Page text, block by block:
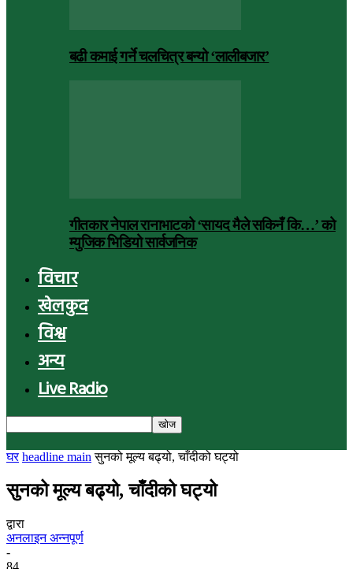
बढी कमाई गर्ने चलचित्र बन्यो ‘लालीबजार’
गीतकार नेपाल रानाभाटको ‘सायद मैले सकिनँ कि…’ को
म्युजिक भिडियो सार्वजनिक
विचार
खेलकुद
विश्व
अन्य
Live Radio
घर headline main सुनको मूल्य बढ्यो, चाँदीको घट्यो
सुनको मूल्य बढ्यो, चाँदीको घट्यो
द्वारा
अनलाइन अन्नपूर्ण
-